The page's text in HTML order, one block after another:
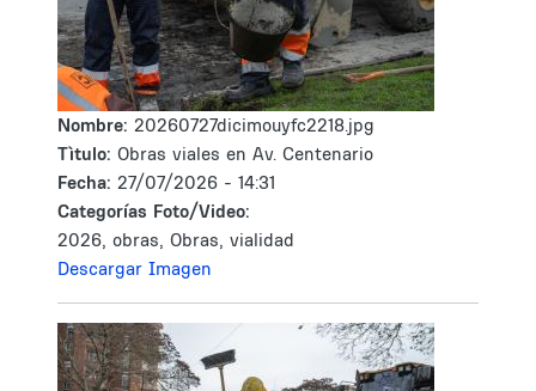
Nombre: 20260727dicimouyfc2218.jpg
Tìtulo: Obras viales en Av. Centenario
Fecha: 27/07/2026 - 14:31
Categorías Foto/Video:
2026, obras, Obras, vialidad
Descargar Imagen